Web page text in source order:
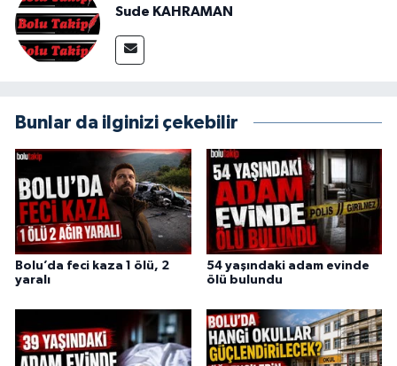
Sude KAHRAMAN
Bunlar da ilginizi çekebilir
Bolu’da feci kaza 1 ölü, 2
yaralı
54 yaşındaki adam evinde
ölü bulundu